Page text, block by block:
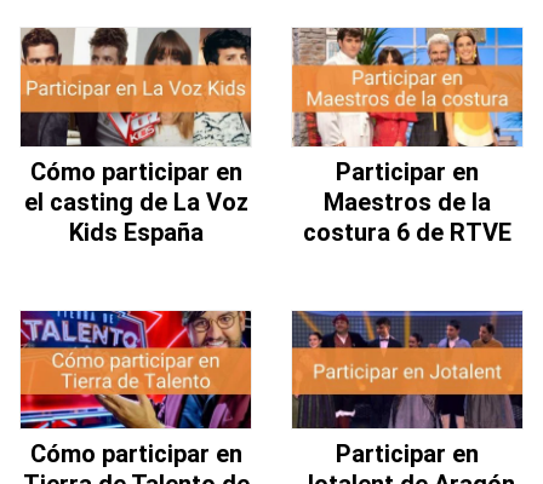
Cómo participar en
el casting de La Voz
Kids España
Participar en
Maestros de la
costura 6 de RTVE
Cómo participar en
Participar en